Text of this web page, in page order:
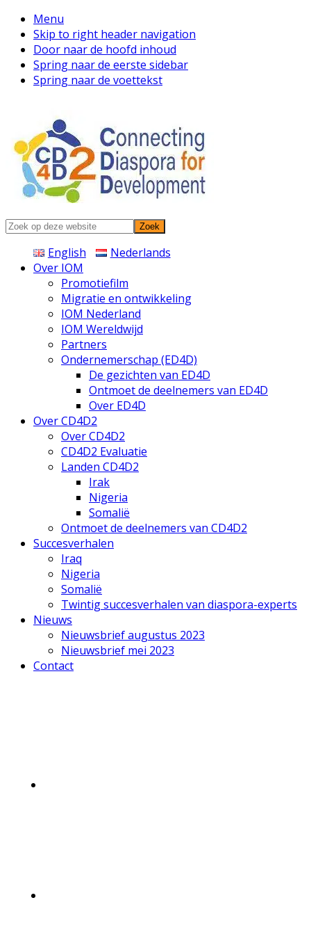
Menu
Skip to right header navigation
Door naar de hoofd inhoud
Spring naar de eerste sidebar
Spring naar de voettekst
Connecting
Zoek
website
English
Nederlands
Over IOM
Promotiefilm
Migratie en ontwikkeling
IOM Nederland
IOM Wereldwijd
Partners
Ondernemerschap (ED4D)
De gezichten van ED4D
Ontmoet de deelnemers van ED4D
Over ED4D
Over CD4D2
Over CD4D2
CD4D2 Evaluatie
Landen CD4D2
Irak
Nigeria
Somalië
Ontmoet de deelnemers van CD4D2
Succesverhalen
Iraq
Nigeria
Somalië
Twintig succesverhalen van diaspora-experts
Nieuws
Nieuwsbrief augustus 2023
Nieuwsbrief mei 2023
Contact